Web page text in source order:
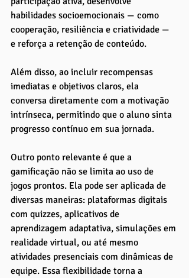
habilidades socioemocionais — como
cooperação, resiliência e criatividade —
e reforça a retenção de conteúdo.
Além disso, ao incluir recompensas
imediatas e objetivos claros, ela
conversa diretamente com a motivação
intrínseca, permitindo que o aluno sinta
progresso contínuo em sua jornada.
Outro ponto relevante é que a
gamificação não se limita ao uso de
jogos prontos. Ela pode ser aplicada de
diversas maneiras: plataformas digitais
com quizzes, aplicativos de
aprendizagem adaptativa, simulações em
realidade virtual, ou até mesmo
atividades presenciais com dinâmicas de
equipe. Essa flexibilidade torna a